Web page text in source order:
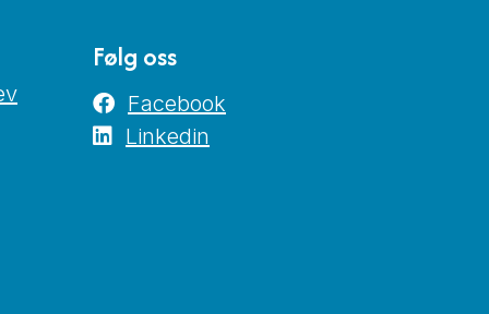
Følg oss
Facebook
Linkedin